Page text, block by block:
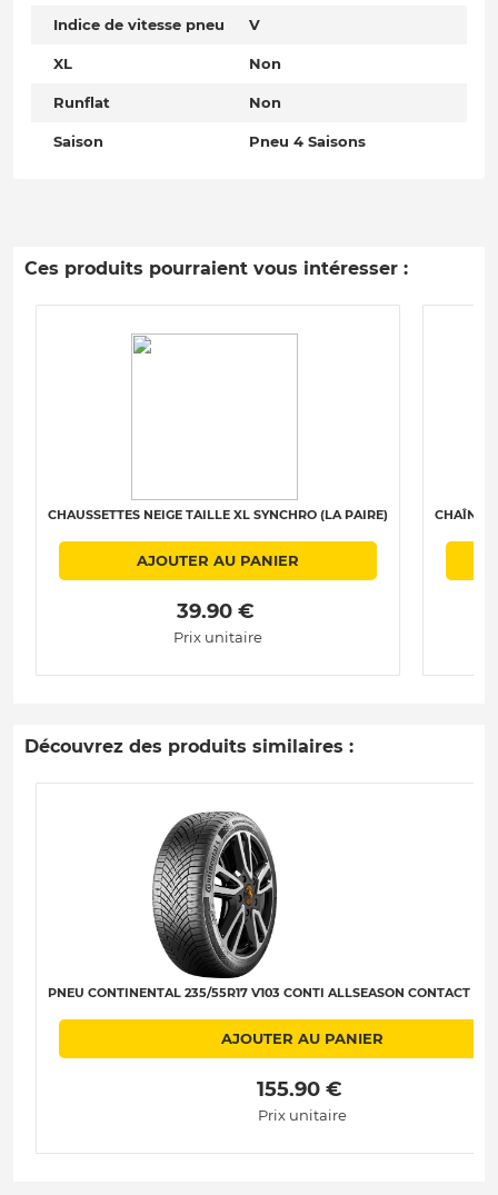
Indice de vitesse pneu V
XL Non
Runflat Non
Saison Pneu 4 Saisons
Ces produits pourraient vous intéresser :
CHAUSSETTES NEIGE TAILLE XL SYNCHRO (LA PAIRE)
AJOUTER AU PANIER
39.90 €
Prix unitaire
CHAÎNES
Découvrez des produits similaires :
PNEU CONTINENTAL 235/55R17 V103 CONTI ALLSEASON CONTACT 2
AJOUTER AU PANIER
155.90 €
Prix unitaire